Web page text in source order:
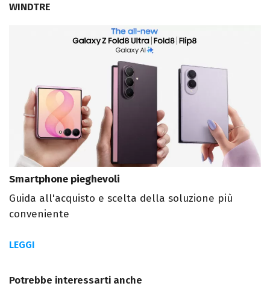
WINDTRE
Smartphone pieghevoli
Guida all'acquisto e scelta della soluzione più
conveniente
LEGGI
Potrebbe interessarti anche